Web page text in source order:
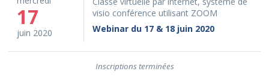
17
juin 2020
visio conférence utilisant ZOOM
Webinar du 17 & 18 juin 2020
Inscriptions terminées